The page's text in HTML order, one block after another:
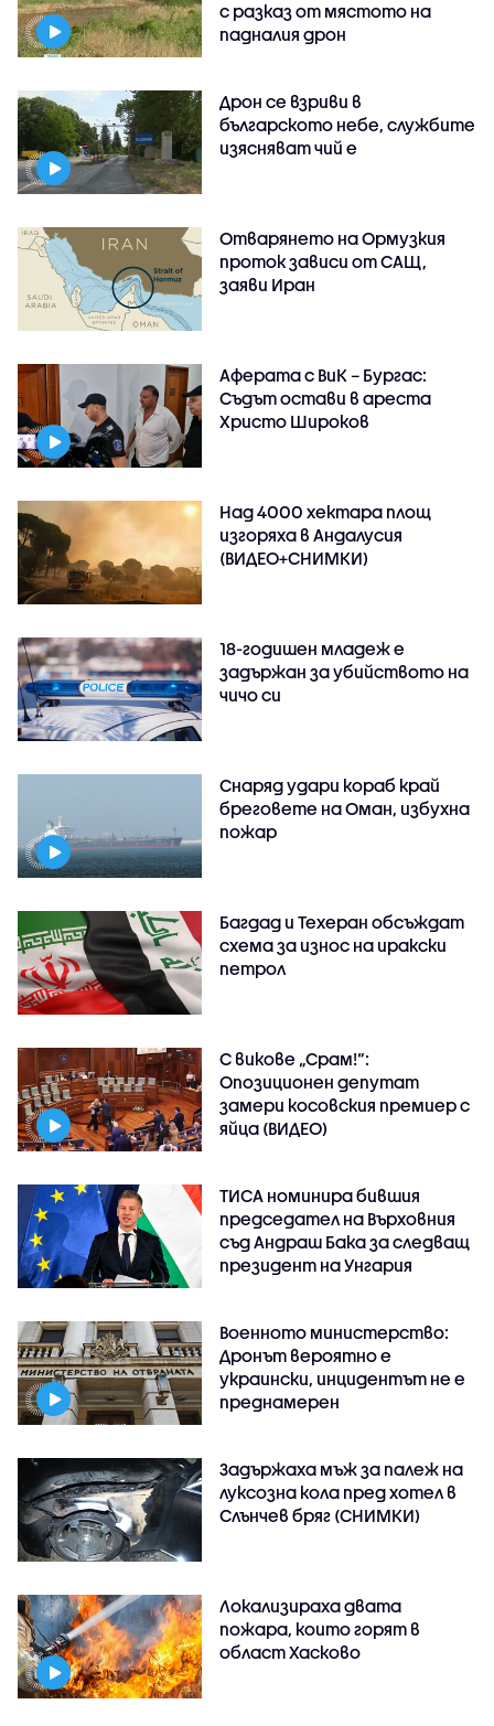
с разказ от мястото на
падналия дрон
Дрон се взриви в
българското небе, службите
изясняват чий е
Отварянето на Ормузкия
проток зависи от САЩ,
заяви Иран
Аферата с ВиК – Бургас:
Съдът остави в ареста
Христо Широков
Над 4000 хектара площ
изгоряха в Андалусия
(ВИДЕО+СНИМКИ)
18-годишен младеж е
задържан за убийството на
чичо си
Снаряд удари кораб край
бреговете на Оман, избухна
пожар
Багдад и Техеран обсъждат
схема за износ на иракски
петрол
С викове „Срам!“:
Опозиционен депутат
замери косовския премиер с
яйца (ВИДЕО)
ТИСА номинира бившия
председател на Върховния
съд Андраш Бака за следващ
президент на Унгария
Военното министерство:
Дронът вероятно е
украински, инцидентът не е
преднамерен
Задържаха мъж за палеж на
луксозна кола пред хотел в
Слънчев бряг (СНИМКИ)
Локализираха двата
пожара, които горят в
област Хасково